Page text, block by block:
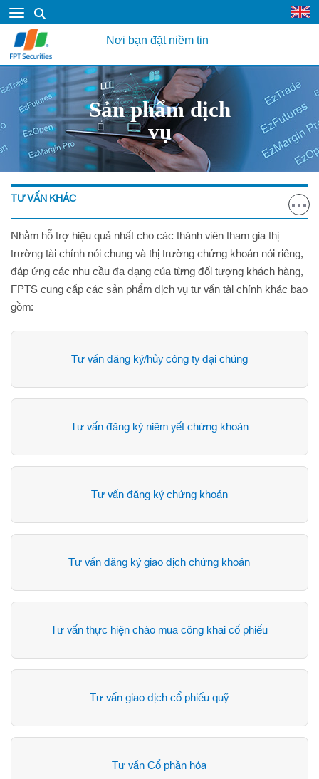
Nơi bạn đặt niềm tin
Sản phẩm dịch
vụ
TƯ VẤN KHÁC
Nhằm hỗ trợ hiệu quả nhất cho các thành viên tham gia thị
trường tài chính nói chung và thị trường chứng khoán nói riêng,
đáp ứng các nhu cầu đa dạng của từng đối tượng khách hàng,
FPTS cung cấp các sản phẩm dịch vụ tư vấn tài chính khác bao
gồm:
Tư vấn đăng ký/hủy công ty đại chúng
Tư vấn đăng ký niêm yết chứng khoán
Tư vấn đăng ký chứng khoán
Tư vấn đăng ký giao dịch chứng khoán
Tư vấn thực hiện chào mua công khai cổ phiếu
Tư vấn giao dịch cổ phiếu quỹ
Tư vấn Cổ phần hóa